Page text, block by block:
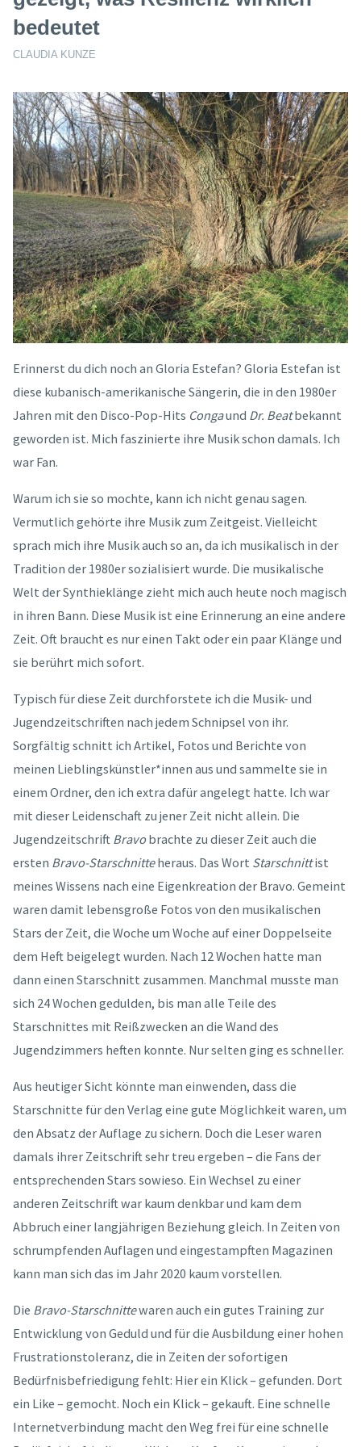
bedeutet
CLAUDIA KUNZE
Erinnerst du dich noch an Gloria Estefan? Gloria Estefan ist
diese kubanisch-amerikanische Sängerin, die in den 1980er
Jahren mit den Disco-Pop-Hits Congaund Dr. Beatbekannt
geworden ist. Mich faszinierte ihre Musik schon damals. Ich
war Fan.
Warum ich sie so mochte, kann ich nicht genau sagen.
Vermutlich gehörte ihre Musik zum Zeitgeist. Vielleicht
sprach mich ihre Musik auch so an, da ich musikalisch in der
Tradition der 1980er sozialisiert wurde. Die musikalische
Welt der Synthieklänge zieht mich auch heute noch magisch
in ihren Bann. Diese Musik ist eine Erinnerung an eine andere
Zeit. Oft braucht es nur einen Takt oder ein paar Klänge und
sie berührt mich sofort.
Typisch für diese Zeit durchforstete ich die Musik- und
Jugendzeitschriften nach jedem Schnipsel von ihr.
Sorgfältig schnitt ich Artikel, Fotos und Berichte von
meinen Lieblingskünstler*innen aus und sammelte sie in
einem Ordner, den ich extra dafür angelegt hatte. Ich war
mit dieser Leidenschaft zu jener Zeit nicht allein. Die
Jugendzeitschrift Bravobrachte zu dieser Zeit auch die
ersten Bravo-Starschnitteheraus. Das Wort Starschnittist
meines Wissens nach eine Eigenkreation der Bravo. Gemeint
waren damit lebensgroße Fotos von den musikalischen
Stars der Zeit, die Woche um Woche auf einer Doppelseite
dem Heft beigelegt wurden. Nach 12 Wochen hatte man
dann einen Starschnitt zusammen. Manchmal musste man
sich 24 Wochen gedulden, bis man alle Teile des
Starschnittes mit Reißzwecken an die Wand des
Jugendzimmers heften konnte. Nur selten ging es schneller.
Aus heutiger Sicht könnte man einwenden, dass die
Starschnitte für den Verlag eine gute Möglichkeit waren, um
den Absatz der Auflage zu sichern. Doch die Leser waren
damals ihrer Zeitschrift sehr treu ergeben – die Fans der
entsprechenden Stars sowieso. Ein Wechsel zu einer
anderen Zeitschrift war kaum denkbar und kam dem
Abbruch einer langjährigen Beziehung gleich. In Zeiten von
schrumpfenden Auflagen und eingestampften Magazinen
kann man sich das im Jahr 2020 kaum vorstellen.
Die Bravo-Starschnittewaren auch ein gutes Training zur
Entwicklung von Geduld und für die Ausbildung einer hohen
Frustrationstoleranz, die in Zeiten der sofortigen
Bedürfnisbefriedigung fehlt: Hier ein Klick – gefunden. Dort
ein Like – gemocht. Noch ein Klick – gekauft. Eine schnelle
Internetverbindung macht den Weg frei für eine schnelle